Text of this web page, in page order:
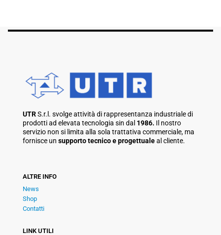
UTRS.r.l. svolge attività di rappresentanza industriale di
prodotti ad elevata tecnologia sin dal 1986. Il nostro
servizio non si limita alla sola trattativa commerciale, ma
fornisce un supporto tecnico e progettualeal cliente.
ALTRE INFO
News
Shop
Contatti
LINK UTILI